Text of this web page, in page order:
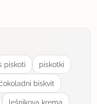
piskoti piskotki
biskvit